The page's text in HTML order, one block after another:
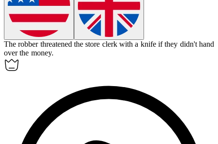
The robber threatened the store clerk with a knife if they didn't hand
over the money.